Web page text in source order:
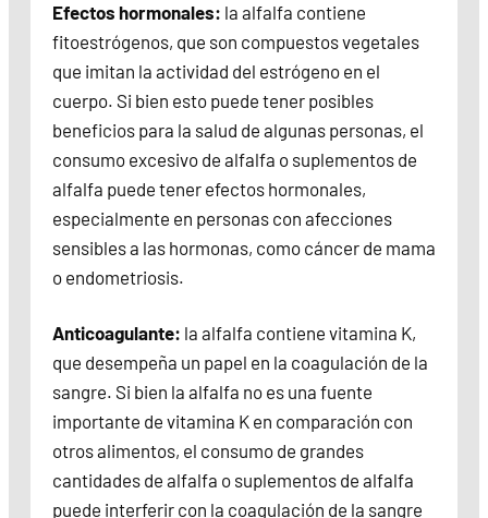
Efectos hormonales: la alfalfa contiene
fitoestrógenos, que son compuestos vegetales
que imitan la actividad del estrógeno en el
cuerpo. Si bien esto puede tener posibles
beneficios para la salud de algunas personas, el
consumo excesivo de alfalfa o suplementos de
alfalfa puede tener efectos hormonales,
especialmente en personas con afecciones
sensibles a las hormonas, como cáncer de mama
o endometriosis.
Anticoagulante: la alfalfa contiene vitamina K,
que desempeña un papel en la coagulación de la
sangre. Si bien la alfalfa no es una fuente
importante de vitamina K en comparación con
otros alimentos, el consumo de grandes
cantidades de alfalfa o suplementos de alfalfa
puede interferir con la coagulación de la sangre